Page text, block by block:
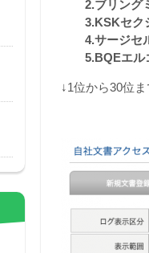
2.ブリング
3.KSKセク
4.サージセ
5.BQEエル
↓1位から30位